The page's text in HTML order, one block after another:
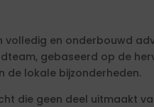
volledig en onderbouwd
gebaseerd op de
de lokale bijzonderheden.
die geen deel uitmaakt